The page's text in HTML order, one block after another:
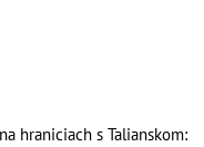
hraniciach s Talianskom: